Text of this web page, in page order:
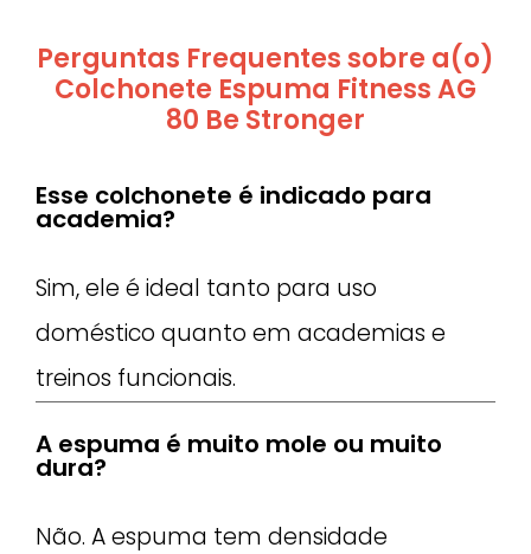
Perguntas Frequentes sobre a(o)
Colchonete Espuma Fitness AG
80 Be Stronger
Esse colchonete é indicado para
academia?
Sim, ele é ideal tanto para uso
doméstico quanto em academias e
treinos funcionais.
A espuma é muito mole ou muito
dura?
Não. A espuma tem densidade